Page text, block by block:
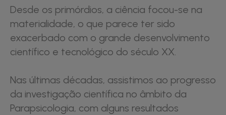
Desde os primórdios, a ciência focou-se na
materialidade, o que parece ter sido
exacerbado com o grande desenvolvimento
científico e tecnológico do século XX.
Nas últimas décadas, assistimos ao progresso
da investigação científica no âmbito da
Parapsicologia, com alguns resultados